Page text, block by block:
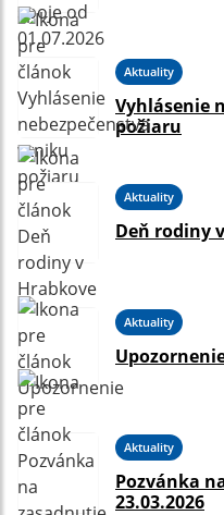
Aktuality
Vyhlásenie
požiaru
Aktuality
Deň rodiny
Aktuality
Aktuality
Pozvánka
23.03.2026